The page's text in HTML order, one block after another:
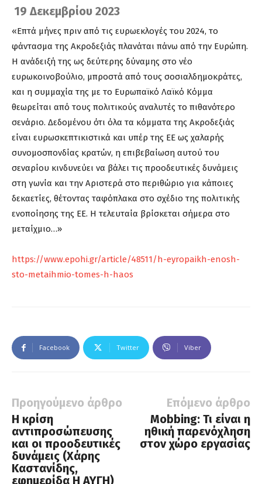
19 Δεκεμβρίου 2023
«Επτά μήνες πριν από τις ευρωεκλογές του 2024, το
φάντασμα της Ακροδεξιάς πλανάται πάνω από την Ευρώπη.
Η ανάδειξή της ως δεύτερης δύναμης στο νέο
ευρωκοινοβούλιο, μπροστά από τους σοσιαλδημοκράτες,
και η συμμαχία της με το Ευρωπαϊκό Λαϊκό Κόμμα
θεωρείται από τους πολιτικούς αναλυτές το πιθανότερο
σενάριο. Δεδομένου ότι όλα τα κόμματα της Ακροδεξιάς
είναι ευρωσκεπτικιστικά και υπέρ της ΕΕ ως χαλαρής
συνομοσπονδίας κρατών, η επιβεβαίωση αυτού του
σεναρίου κινδυνεύει να βάλει τις προοδευτικές δυνάμεις
στη γωνία και την Αριστερά στο περιθώριο για κάποιες
δεκαετίες, θέτοντας ταφόπλακα στο σχέδιο της πολιτικής
ενοποίησης της ΕΕ. Η τελευταία βρίσκεται σήμερα στο
μεταίχμιο…»
https://www.epohi.gr/article/48511/h-eyropaikh-enosh-
sto-metaihmio-tomes-h-haos
Facebook Twitter Viber
Προηγούμενο άρθρο
Η κρίση
αντιπροσώπευσης
και οι προοδευτικές
δυνάμεις (Χάρης
Καστανίδης,
εφημερίδα Η ΑΥΓΗ)
Επόμενο άρθρο
Mobbing: Τι είναι η
ηθική παρενόχληση
στον χώρο εργασίας